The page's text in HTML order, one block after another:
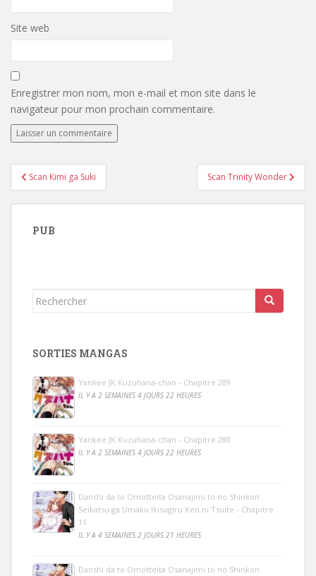
Site web
Enregistrer mon nom, mon e-mail et mon site dans le
navigateur pour mon prochain commentaire.
Navigation
de
l’article
Scan Kimi ga Suki Scan Trinity Wonder
PUB
Rechercher...
SORTIES MANGAS
Yankee JK Kuzuhana-chan - Chapitre 289
IL Y A 2 SEMAINES 4 JOURS 22 HEURES
Yankee JK Kuzuhana-chan - Chapitre 288
IL Y A 2 SEMAINES 4 JOURS 22 HEURES
Danshi da to Omotteita Osanajimi to no Shinkon
Seikatsu ga Umaku Ikisugiru Ken ni Tsuite - Chapitre
11
IL Y A 4 SEMAINES 2 JOURS 21 HEURES
Danshi da to Omotteita Osanajimi to no Shinkon